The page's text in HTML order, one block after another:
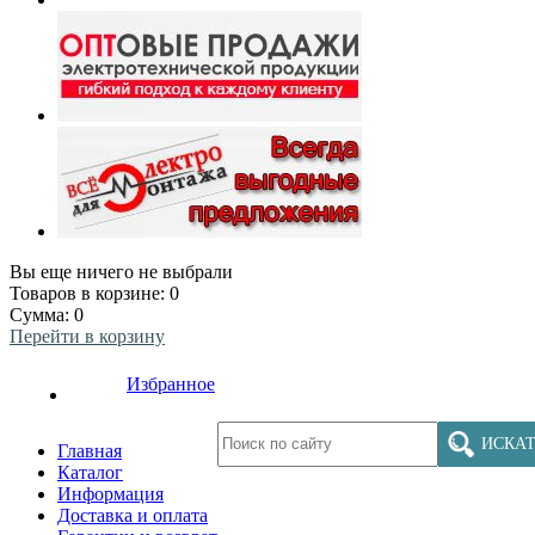
Вы еще ничего не выбрали
Товаров в корзине: 0
Сумма: 0
Перейти в корзину
Избранное
Главная
Каталог
Информация
Доставка и оплата